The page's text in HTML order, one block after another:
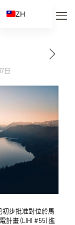
日
步批准對位於馬
計畫 (LIHI #55) 進
ZH